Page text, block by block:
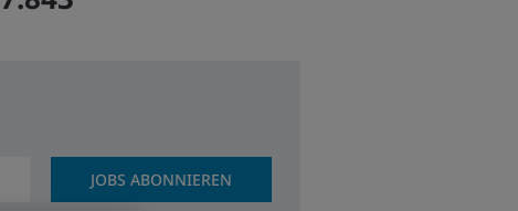
JOBS ABONNIEREN